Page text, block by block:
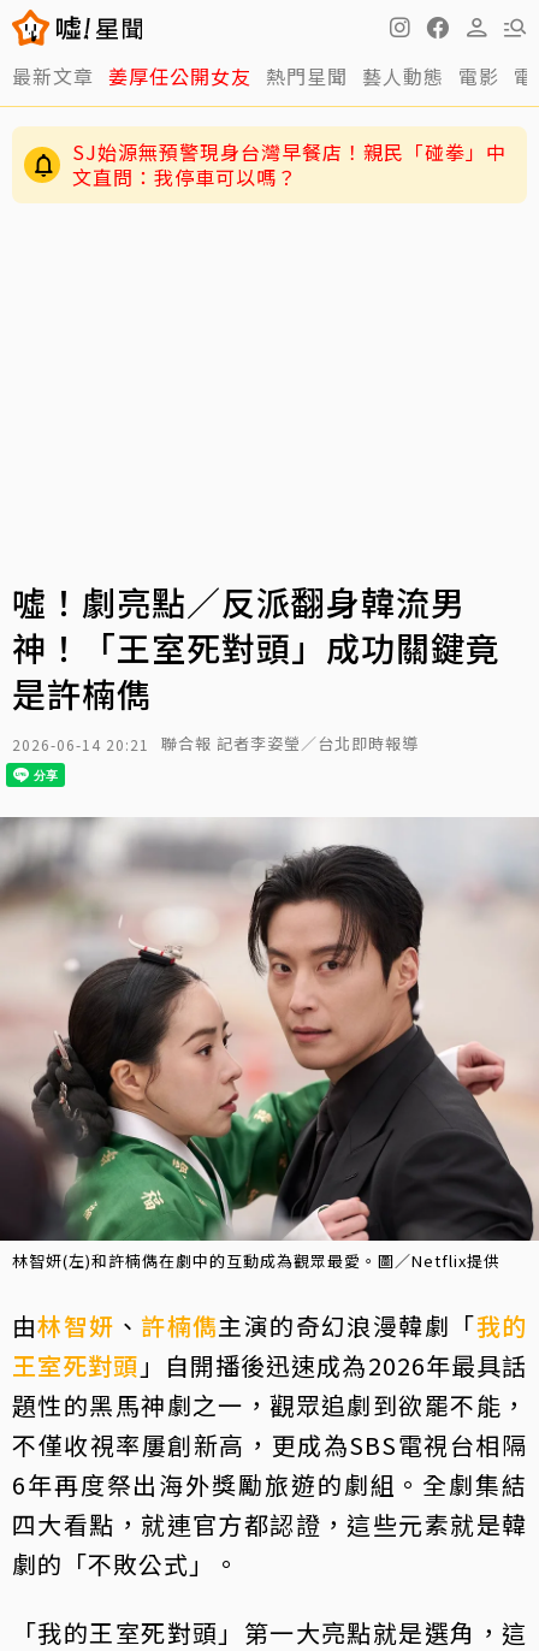
最新文章 姜厚任公開女友 熱門星聞 藝人動態 電影
SJ始源無預警現身台灣早餐店！親民「碰拳」中
文直問：我停車可以嗎？
噓！劇亮點／反派翻身韓流男
神！「王室死對頭」成功關鍵竟
是許楠儁
2026-06-14 20:21 聯合報 記者李姿瑩／台北即時報導
林智妍(左)和許楠儁在劇中的互動成為觀眾最愛。圖／Netflix提供
由林智妍 、 許楠儁主演的奇幻浪漫韓劇「我的
王室死對頭 」自開播後迅速成為2026年最具話
題性的黑馬神劇之一，觀眾追劇到欲罷不能，
不僅收視率屢創新高，更成為SBS電視台相隔
6年再度祭出海外獎勵旅遊的劇組。全劇集結
四大看點，就連官方都認證，這些元素就是韓
劇的「不敗公式」。
「我的王室死對頭」第一大亮點就是選角，這